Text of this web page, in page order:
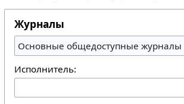
Журналы
Основные общедоступные журналы
Исполнитель: